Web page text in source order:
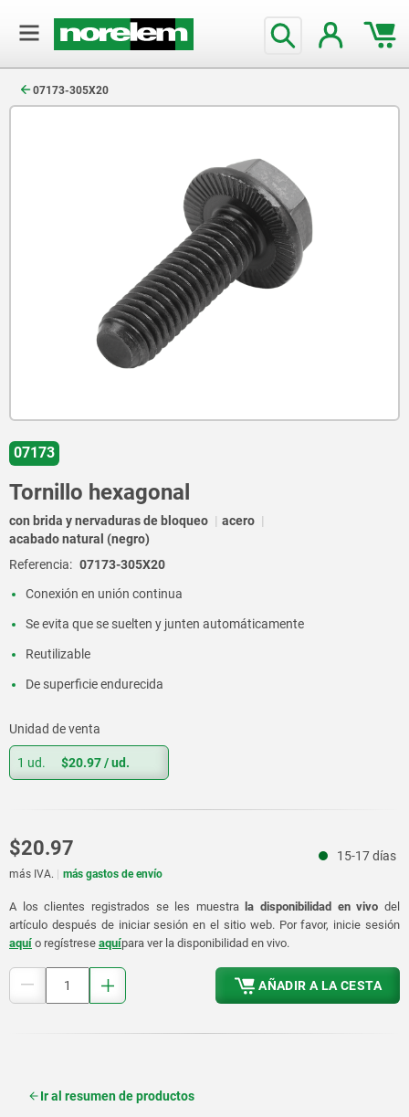
07173-305X20
07173
Tornillo hexagonal
con brida y nervaduras de bloqueo
acero
acabado natural (negro)
Referencia: 07173-305X20
Conexión en unión continua
Se evita que se suelten y junten automáticamente
Reutilizable
De superficie endurecida
Unidad de venta
1 ud. $20.97/ ud.
$20.97 15-17 días
más IVA. más gastos de envío
A los clientes registrados se les muestrala disponibilidad en vivo del
artículo después de iniciar sesión en el sitio web. Por favor, inicie sesión
aquí o regístrese aquípara ver la disponibilidad en vivo.
AÑADIR A LA CESTA
Ir al resumen de productos